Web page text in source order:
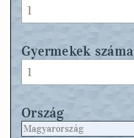
Gyermekek száma
Ország